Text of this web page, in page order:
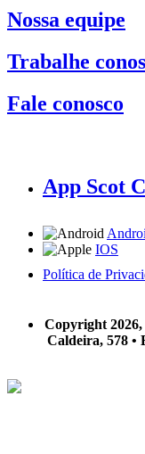
Nossa equipe
Trabalhe
Fale conosco
App Scot
IOS
Política de
Copyright
Caldeira, 578 •